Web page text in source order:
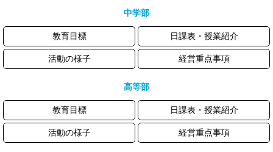
中学部
教育目標 日課表・授業紹介
活動の様子 経営重点事項
高等部
教育目標 日課表・授業紹介
活動の様子 経営重点事項